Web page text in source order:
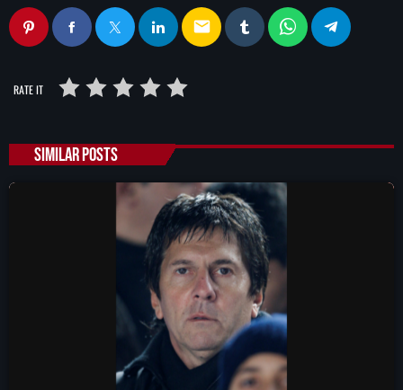
email
RATE IT
SIMILAR POSTS